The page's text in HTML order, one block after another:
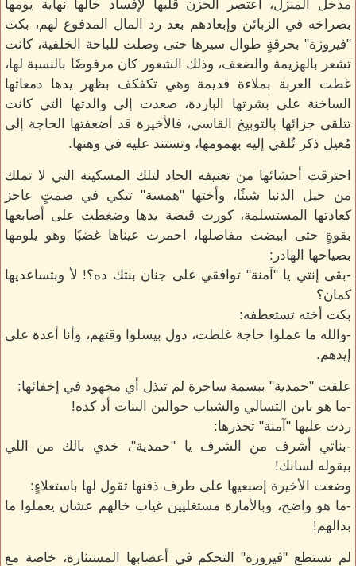
مدخل المنزل، اعتصر الحزن قلبها لإفساد خالها نهاية يومها
بصراخه في الزبائن وإبعادهم بعد رد المال المدفوع لهم، بكت
"فيروزة" بحرقةٍ طوال سيرها حتى وصلت للباحة الخلفية، كانت
تشعر بالهزيمة والضعف، وذلك الشعور كان مرفوضًا بالنسبة لها،
غطت العربة بملاءة قديمة وهي تكفكف بظهر يدها دمعاتها
الساخنة على بشرتها الباردة، صعدت إلى والدتها التي كانت
تتلقى جزائها بالتوبيخ القاسي، فالأخيرة قد أضعفتها الحاجة إلى
مُعيل ذكر تُلقي إليه بهمومها، وتستند عليه في وهنها.
احترقت أحشائها من تعنيفه الحاد لتلك المسكينة التي لا تملك
من حيل الدنيا شيئًا، وأختها "همسة" تبكي في صمتٍ عاجز
كعادتها المستسلمة، كورت قبضة يدها وضغطت على أصابعها
بقوةٍ حتى ابيضت مفاصلها، احمرت عيناها غضبًا وهو يلومها
بصياحها الهادر:
-بقى إنتي يا "آمنة" توافقي على جنان بنتك ده؟! لأ وبتساعديها
كمان؟
بكت أخته تستعطفه:
-والله ما عملوا حاجة غلطت، دول بيسلوا وقتهم، وأنا أعدة على
إيدهم.
علقت "حمدية" ببسمة ساخرة لم تبذل أي مجهود في إخفائها:
-ما هو باين التسالي والشباب حوالين البنات أد كده!
ردت عليها "آمنة" تحذرها:
-بناتي أشرف من الشرف يا "حمدية"، خدي بالك من اللي
بيقوله لسانك!
وضعت الأخيرة إصبعيها على طرف ذقنها تقول لها باستعلاءٍ:
-ما هو واضح، وبالأمارة مستغليين غياب خالهم عشان يعملوا ما
بدالهم!
لم تستطع "فيروزة" التحكم في أعصابها المستثارة، خاصة مع